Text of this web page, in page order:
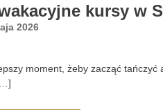
kursy w
2026
moment, żeby zacząć